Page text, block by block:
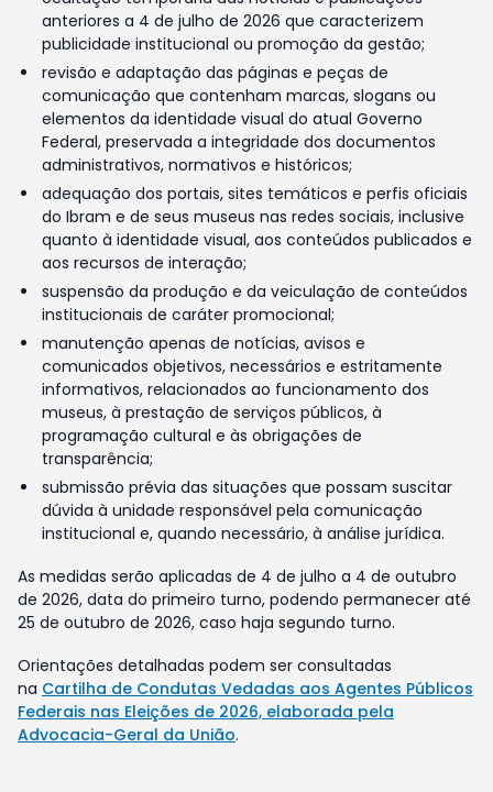
anteriores a 4 de julho de 2026 que caracterizem
publicidade institucional ou promoção da gestão;
revisão e adaptação das páginas e peças de
comunicação que contenham marcas, slogans ou
elementos da identidade visual do atual Governo
Federal, preservada a integridade dos documentos
administrativos, normativos e históricos;
adequação dos portais, sites temáticos e perfis oficiais
do Ibram e de seus museus nas redes sociais, inclusive
quanto à identidade visual, aos conteúdos publicados e
aos recursos de interação;
suspensão da produção e da veiculação de conteúdos
institucionais de caráter promocional;
manutenção apenas de notícias, avisos e
comunicados objetivos, necessários e estritamente
informativos, relacionados ao funcionamento dos
museus, à prestação de serviços públicos, à
programação cultural e às obrigações de
transparência;
submissão prévia das situações que possam suscitar
dúvida à unidade responsável pela comunicação
institucional e, quando necessário, à análise jurídica.
As medidas serão aplicadas de 4 de julho a 4 de outubro
de 2026, data do primeiro turno, podendo permanecer até
25 de outubro de 2026, caso haja segundo turno.
Orientações detalhadas podem ser consultadas
na Cartilha de Condutas Vedadas aos Agentes Públicos
Federais nas Eleições de 2026, elaborada pela
Advocacia-Geral da União.